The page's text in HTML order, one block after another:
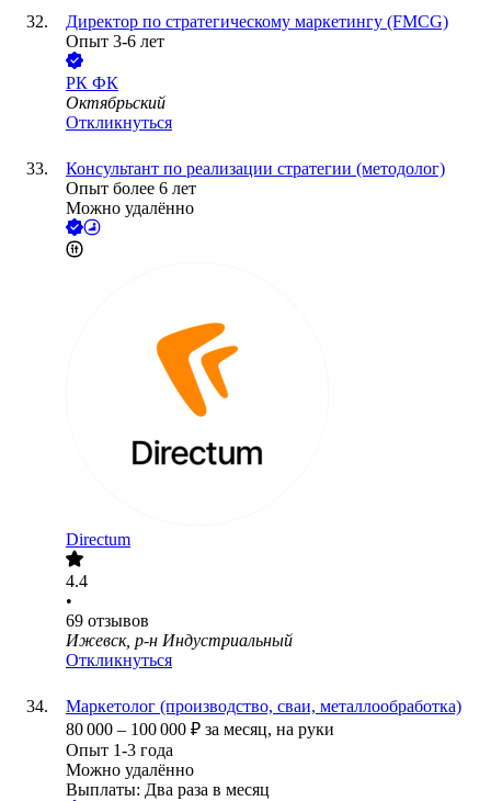
Директор по стратегическому маркетингу (FMCG)
Опыт 3-6 лет
РК ФК
Октябрьский
Откликнуться
Консультант по реализации стратегии (методолог)
Опыт более 6 лет
Можно удалённо
Directum
4.4
•
69 отзывов
Ижевск, р-н Индустриальный
Откликнуться
Маркетолог (производство, сваи, металлообработка)
80 000 – 100 000 ₽ за месяц, на руки
Опыт 1-3 года
Можно удалённо
Выплаты: Два раза в месяц